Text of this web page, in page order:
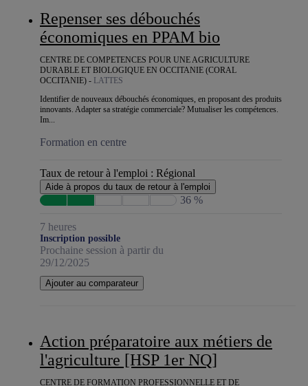
Repenser ses débouchés
économiques en PPAM bio
CENTRE DE COMPETENCES POUR UNE AGRICULTURE
DURABLE ET BIOLOGIQUE EN OCCITANIE (CORAL
OCCITANIE) - LATTES
Identifier de nouveaux débouchés économiques, en proposant des produits
innovants. Adapter sa stratégie commerciale? Mutualiser les compétences.
Im...
Formation en centre
Taux de retour à l'emploi : Régional
Aide à propos du taux de retour à l'emploi
36 %
7 heures
Inscription possible
Prochaine session à partir du
29/12/2025
Ajouter au comparateur
Action préparatoire aux métiers de
l'agriculture [HSP 1er NQ]
CENTRE DE FORMATION PROFESSIONNELLE ET DE